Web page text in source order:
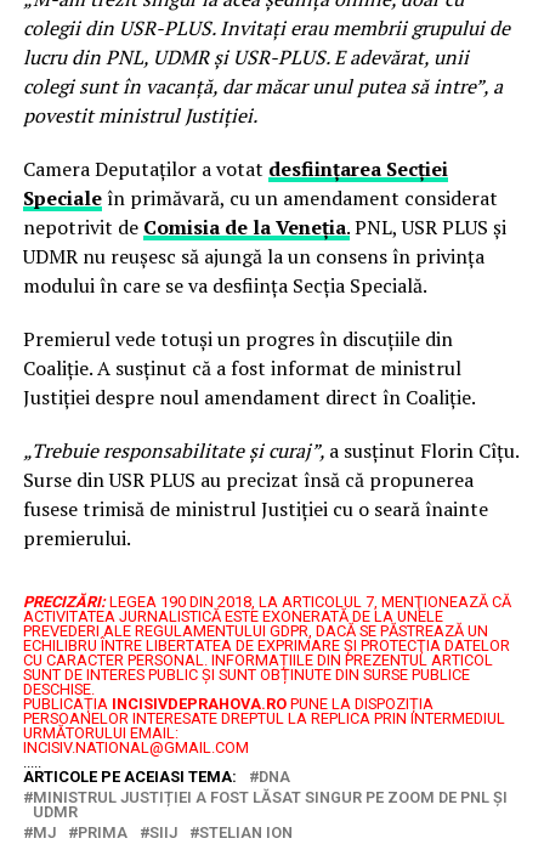
colegii din USR-PLUS. Invitați erau membrii grupului de
lucru din PNL, UDMR și USR-PLUS. E adevărat, unii
colegi sunt în vacanță, dar măcar unul putea să intre”, a
povestit ministrul Justiției.
Camera Deputaților a votat desființarea Secției
Specialeîn primăvară, cu un amendament considerat
nepotrivit de Comisia de la Veneția.PNL, USR PLUS și
UDMR nu reușesc să ajungă la un consens în privința
modului în care se va desființa Secția Specială.
Premierul vede totuși un progres în discuțiile din
Coaliție. A susținut că a fost informat de ministrul
Justiției despre noul amendament direct în Coaliție.
„Trebuie responsabilitate și curaj”, a susținut Florin Cîțu.
Surse din USR PLUS au precizat însă că propunerea
fusese trimisă de ministrul Justiției cu o seară înainte
premierului.
PRECIZĂRI: LEGEA 190 DIN 2018, LA ARTICOLUL 7, MENŢIONEAZĂ CĂ
ACTIVITATEA JURNALISTICĂ ESTE EXONERATĂ DE LA UNELE
PREVEDERI ALE REGULAMENTULUI GDPR, DACĂ SE PĂSTREAZĂ UN
ECHILIBRU ÎNTRE LIBERTATEA DE EXPRIMARE ŞI PROTECŢIA DATELOR
CU CARACTER PERSONAL. INFORMAȚIILE DIN PREZENTUL ARTICOL
SUNT DE INTERES PUBLIC ȘI SUNT OBȚINUTE DIN SURSE PUBLICE
DESCHISE.
PUBLICAȚIA INCISIVDEPRAHOVA.ROPUNE LA DISPOZIȚIA
PERSOANELOR INTERESATE DREPTUL LA REPLICA PRIN INTERMEDIUL
URMĂTORULUI EMAIL:
INCISIV.NATIONAL@GMAIL.COM
.....
ARTICOLE PE ACEIASI TEMA:
DNA
MINISTRUL JUSTIȚIEI A FOST LĂSAT SINGUR PE ZOOM DE PNL ȘI
UDMR
MJ
PRIMA SIIJ STELIAN ION